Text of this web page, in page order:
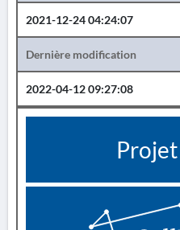
2021-12-24 04:24:07
Dernière modification
2022-04-12 09:27:08